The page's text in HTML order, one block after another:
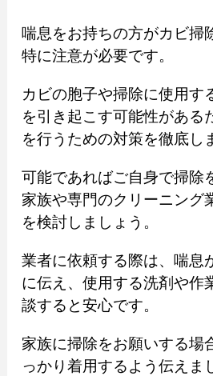
喘息をお持ちの方がカビ掃
特に注意が必要です。
カビの胞子や掃除に使用す
を引き起こす可能性がある
を行うための対策を徹底し
可能であればご自身で掃除
家族や専門のクリーニング
を検討しましょう。
業者に依頼する際は、喘息
に伝え、使用する洗剤や作
談すると安心です。
家族に掃除をお願いする場
っかり着用するよう伝えま